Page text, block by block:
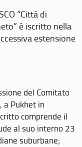
“Città di
è iscritto nella
estensione
del Comitato
a Pukhet in
comprende il
al suo interno 23
suburbane;